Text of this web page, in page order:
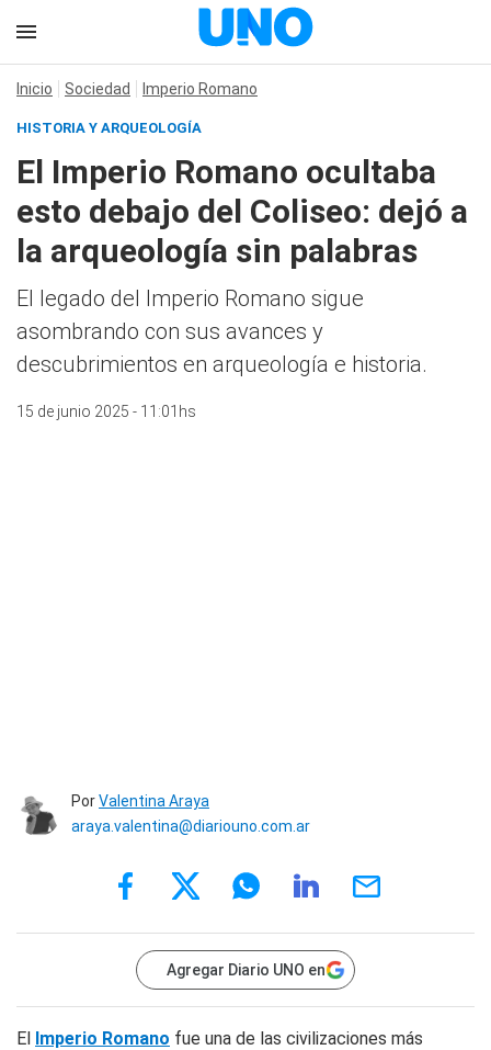
Inicio Sociedad Imperio Romano
HISTORIA Y ARQUEOLOGÍA
El Imperio Romano ocultaba
esto debajo del Coliseo: dejó a
la arqueología sin palabras
El legado del Imperio Romano sigue
asombrando con sus avances y
descubrimientos en arqueología e historia.
15 de junio 2025 - 11:01hs
PorValentina Araya
araya.valentina@diariouno.com.ar
Agregar Diario UNO en
El Imperio Romano fue una de las civilizaciones más